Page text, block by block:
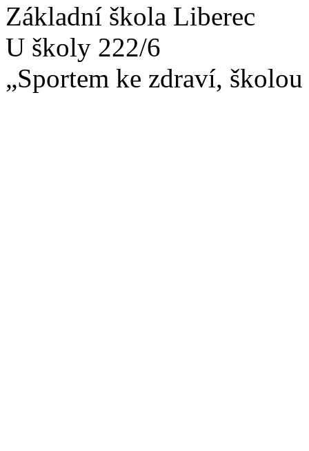
Základní škola Liberec
U školy 222/6
„Sportem ke zdraví,